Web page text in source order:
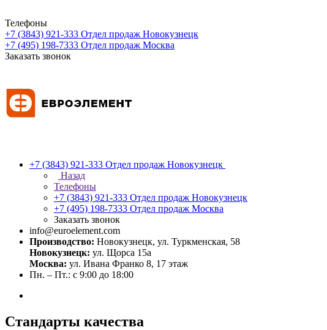
Телефоны
+7 (3843) 921-333 Отдел продаж Новокузнецк
+7 (495) 198-7333 Отдел продаж Москва
Заказать звонок
+7 (3843) 921-333 Отдел продаж Новокузнецк
Назад
Телефоны
+7 (3843) 921-333 Отдел продаж Новокузнецк
+7 (495) 198-7333 Отдел продаж Москва
Заказать звонок
info@euroelement.com
Производство: Новокузнецк, ул. Туркменская, 58
Новокузнецк: ул. Щорса 15а
Москва: ул. Ивана Франко 8, 17 этаж
Пн. – Пт.: с 9:00 до 18:00
Стандарты качества